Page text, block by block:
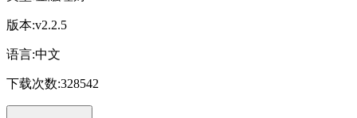
版本:v2.2.5
语言:中文
下载次数:328542